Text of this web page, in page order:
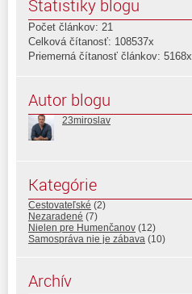
Štatistiky blogu
Počet článkov: 21
Celková čítanosť: 108537x
Priemerná čítanosť článkov: 5168x
Autor blogu
23miroslav
Kategórie
Cestovateľské (2)
Nezaradené (7)
Nielen pre Humenčanov (12)
Samospráva nie je zábava (10)
Archív